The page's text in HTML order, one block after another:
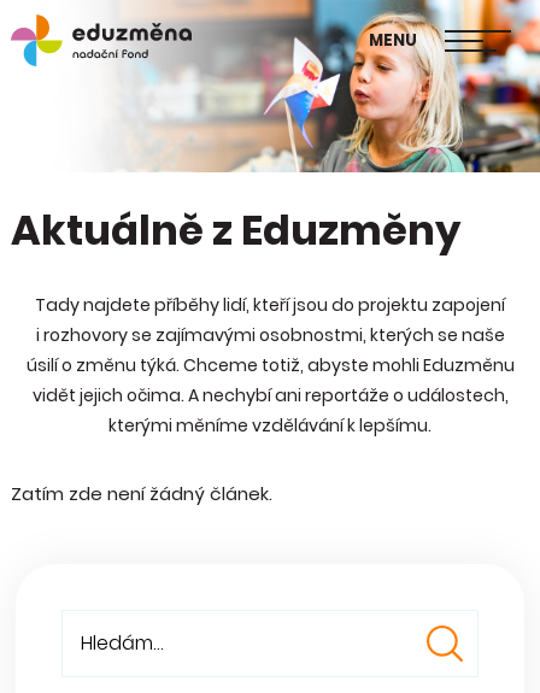
MENU
škol
Publikace Mapa změny
Aktuálně z Eduzměny
Tady najdete příběhy lidí, kteří jsou do projektu zapojení
i rozhovory se zajímavými osobnostmi, kterých se naše
úsilí o změnu týká. Chceme totiž, abyste mohli Eduzměnu
vidět jejich očima. A nechybí ani reportáže o událostech,
kterými měníme vzdělávání k lepšímu.
Zatím zde není žádný článek.